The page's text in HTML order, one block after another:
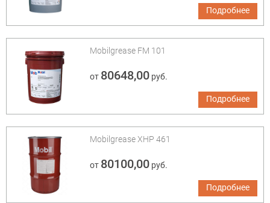
Подробнее
Mobilgrease FM 101
от 80648,00руб.
Подробнее
Mobilgrease XHP 461
от 80100,00руб.
Подробнее